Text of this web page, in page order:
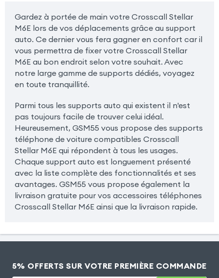
Gardez à portée de main votre Crosscall Stellar
M6E lors de vos déplacements grâce au support
auto. Ce dernier vous fera gagner en confort car il
vous permettra de fixer votre Crosscall Stellar
M6E au bon endroit selon votre souhait. Avec
notre large gamme de supports dédiés, voyagez
en toute tranquillité.
Parmi tous les supports auto qui existent il n'est
pas toujours facile de trouver celui idéal.
Heureusement, GSM55 vous propose des supports
téléphone de voiture compatibles Crosscall
Stellar M6E qui répondent à tous les usages.
Chaque support auto est longuement présenté
avec la liste complète des fonctionnalités et ses
avantages. GSM55 vous propose également la
livraison gratuite pour vos accessoires téléphones
Crosscall Stellar M6E ainsi que la livraison rapide.
5% OFFERTS SUR VOTRE PREMIÈRE COMMANDE